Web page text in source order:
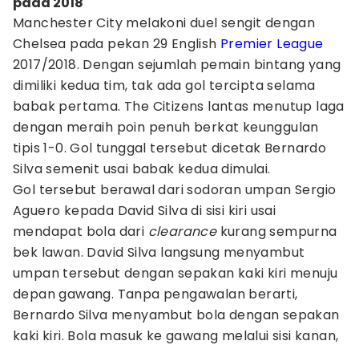
Manchester City melakoni duel sengit dengan
Chelsea pada pekan 29 English Premier League
2017/2018. Dengan sejumlah pemain bintang yang
dimiliki kedua tim, tak ada gol tercipta selama
babak pertama. The Citizens lantas menutup laga
dengan meraih poin penuh berkat keunggulan
tipis 1-0. Gol tunggal tersebut dicetak Bernardo
Silva semenit usai babak kedua dimulai.
Gol tersebut berawal dari sodoran umpan Sergio
Aguero kepada David Silva di sisi kiri usai
mendapat bola dari clearance kurang sempurna
bek lawan. David Silva langsung menyambut
umpan tersebut dengan sepakan kaki kiri menuju
depan gawang. Tanpa pengawalan berarti,
Bernardo Silva menyambut bola dengan sepakan
kaki kiri. Bola masuk ke gawang melalui sisi kanan,